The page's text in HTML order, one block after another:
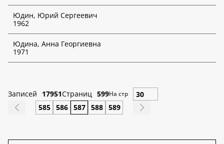
Юдин, Юрий Сергеевич
1962
Юдина, Анна Георгиевна
1971
Записей 17951Страниц 599На стр
585 586 587 588 589